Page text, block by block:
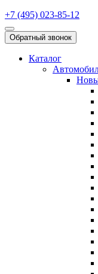
+7 (495) 023-85-12
Обратный звонок
Каталог